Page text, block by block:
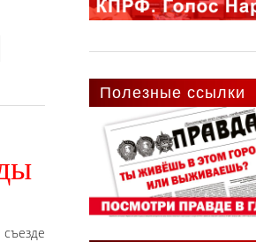
Полезные ссылки